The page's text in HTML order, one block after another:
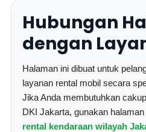
Hubungan
dengan
Halaman ini dibuat untuk
layanan rental mobil secara
Jika Anda membutuhkan
DKI Jakarta, gunakan
rental kendaraan wilayah